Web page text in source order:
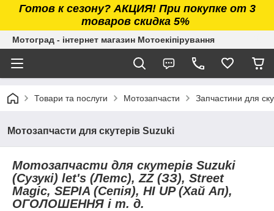
Готов к сезону? АКЦИЯ! При покупке от 3
товаров скидка 5%
Мотоград - інтернет магазин Мотоекіпірування
Товари та послуги Мотозапчасти Запчастини для
Мотозапчасти для скутерів Suzuki
Мотозапчасти для скутерів Suzuki
(Сузукі) let's (Летс), ZZ (ЗЗ), Street
Magic, SEPIA (Сепія), HI UP (Хай Ап),
ОГОЛОШЕННЯ і т. д.